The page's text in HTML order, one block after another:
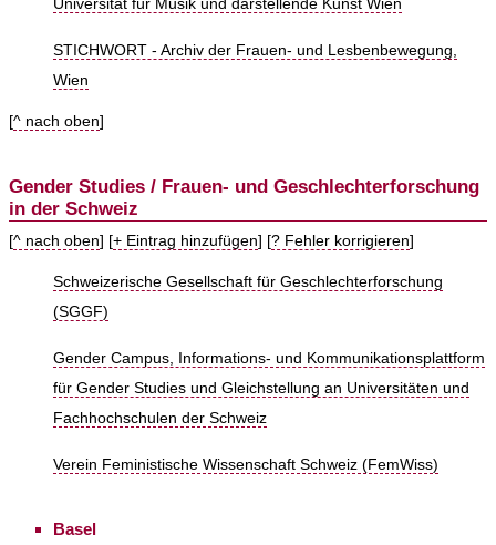
Universität für Musik und darstellende Kunst Wien
STICHWORT - Archiv der Frauen- und Lesbenbewegung,
Wien
[^ nach oben]
Gender Studies / Frauen- und Geschlechterforschung
in der Schweiz
[^ nach oben] [+ Eintrag hinzufügen] [? Fehler korrigieren]
Schweizerische Gesellschaft für Geschlechterforschung
(SGGF)
Gender Campus, Informations- und Kommunikationsplattform
für Gender Studies und Gleichstellung an Universitäten und
Fachhochschulen der Schweiz
Verein Feministische Wissenschaft Schweiz (FemWiss)
Basel